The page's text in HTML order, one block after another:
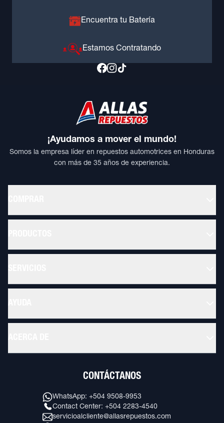
Encuentra tu Batería
Estamos Contratando
¡Ayudamos a mover el mundo!
Somos la empresa líder en repuestos automotrices en Honduras
con más de 35 años de experiencia.
CONTÁCTANOS
WhatsApp: +504 9508-9953
Contact Center: +504 2283-4540
servicioalcliente@allasrepuestos.com